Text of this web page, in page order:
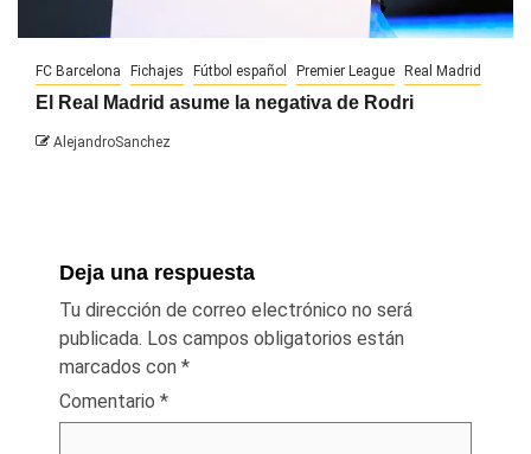
FC Barcelona Fichajes Fútbol español Premier League Real Madrid
El Real Madrid asume la negativa de Rodri
AlejandroSanchez
Deja una respuesta
Tu dirección de correo electrónico no será
publicada. Los campos obligatorios están
marcados con *
Comentario *